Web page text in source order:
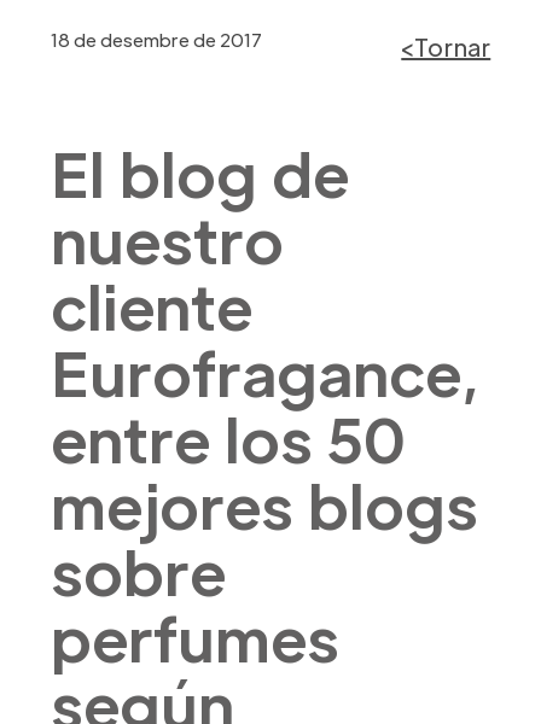
18 de desembre de 2017 <Tornar
El blog de
nuestro
cliente
Eurofragance,
entre los 50
mejores blogs
sobre
perfumes
según